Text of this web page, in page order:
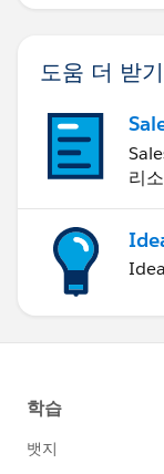
}
}
And My
var result =
alert(result);
도움 더 받기
리